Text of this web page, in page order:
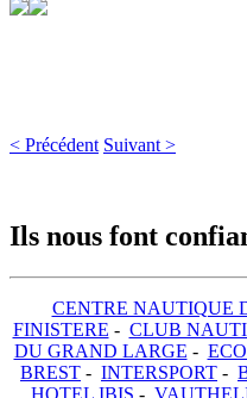
< Précédent Suivant >
Ils nous font
CENTRE NAUTIQUE
FINISTERE - CLUB
DU GRAND LARGE -
BREST - INTERSPORT -